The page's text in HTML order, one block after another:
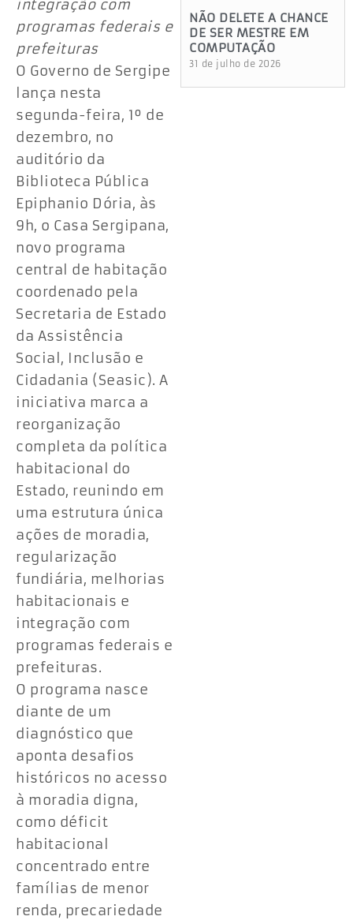
integração com
programas federais e
prefeituras
O Governo de Sergipe
lança nesta
segunda-feira, 1º de
dezembro, no
auditório da
Biblioteca Pública
Epiphanio Dória, às
9h, o Casa Sergipana,
novo programa
central de habitação
coordenado pela
Secretaria de Estado
da Assistência
Social, Inclusão e
Cidadania (Seasic). A
iniciativa marca a
reorganização
completa da política
habitacional do
Estado, reunindo em
uma estrutura única
ações de moradia,
regularização
fundiária, melhorias
habitacionais e
integração com
programas federais e
prefeituras.
O programa nasce
diante de um
diagnóstico que
aponta desafios
históricos no acesso
à moradia digna,
como déficit
habitacional
concentrado entre
famílias de menor
renda, precariedade
NÃO DELETE A CHANCE
DE SER MESTRE EM
COMPUTAÇÃO
31 de julho de 2026